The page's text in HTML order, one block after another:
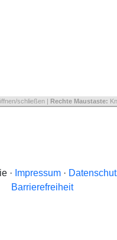
schließen | Rechte Maustaste:
· Impressum·
Barrierefreiheit